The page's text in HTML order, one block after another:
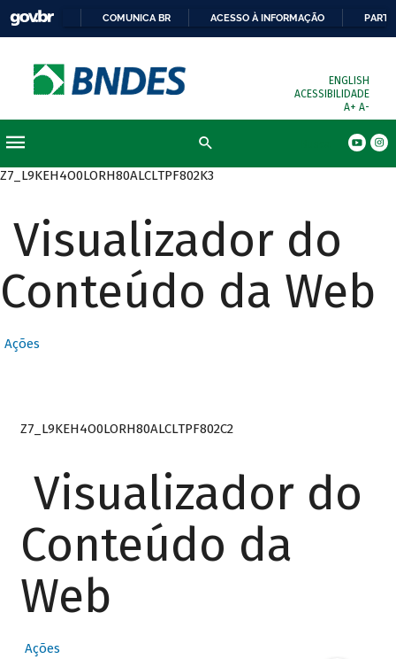
COMUNICA BR ACESSO À INFORMAÇÃO
ENGLISH
ACESSIBILIDADE
A+ A-
Z7_L9KEH4O0LORH80ALCLTPF802K3
Visualizador do
Conteúdo da Web
Ações
Z7_L9KEH4O0LORH80ALCLTPF802C2
Visualizador do
Conteúdo da
Web
Ações